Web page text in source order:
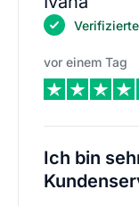
vor einem Tag
Ich bin